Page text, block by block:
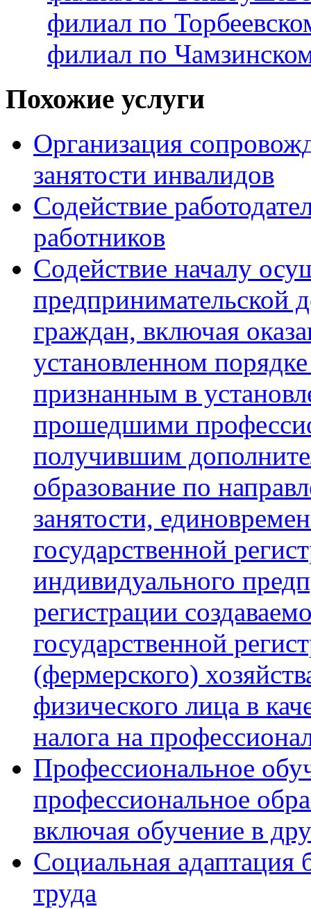
филиал по
филиал по
Похожие услуги
Организация
занятости инвалидов
Содействие
работников
Содействие началу
предпринимательской
граждан, включая
установленном
признанным в
прошедшими
получившим
образование по
занятости,
государственной
индивидуального
регистрации
государственной
(фермерского)
физического лица в
налога на
Профессиональное
профессиональное
включая обучение в
Социальная адаптация
труда